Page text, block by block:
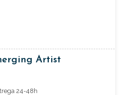
Artist
24-48h